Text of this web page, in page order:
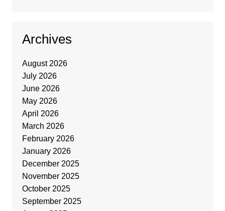
Archives
August 2026
July 2026
June 2026
May 2026
April 2026
March 2026
February 2026
January 2026
December 2025
November 2025
October 2025
September 2025